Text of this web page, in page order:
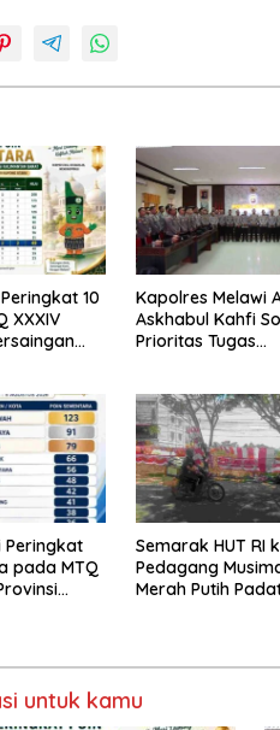
10
XXXIV
Kapolres Melawi
Askhabul Kahfi
Prioritas Tugas
Peringkat
pada MTQ
Semarak HUT RI
Pedagang
Merah Putih
untuk kamu